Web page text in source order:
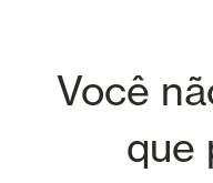
Você
que